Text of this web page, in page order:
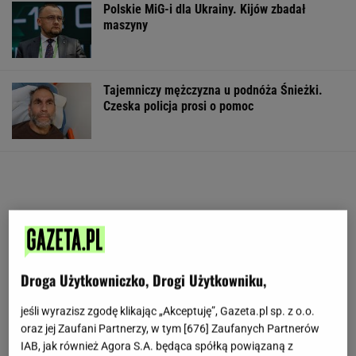
Polskie MiG-i dla Ukrainy. Kijów zbadał
maszyny
Tajemniczy mężczyzna u podnóża Śnieżki.
Czeska policja prosi o pomoc
Droga Użytkowniczko, Drogi Użytkowniku,
jeśli wyrazisz zgodę klikając „Akceptuję”, Gazeta.pl sp. z o.o.
oraz jej Zaufani Partnerzy, w tym [676] Zaufanych Partnerów
IAB, jak również Agora S.A. będąca spółką powiązaną z